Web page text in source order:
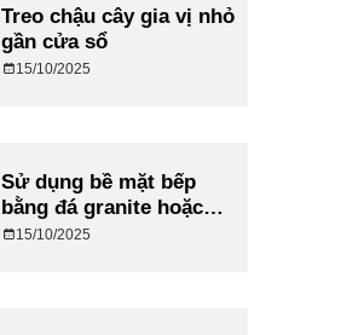
Treo chậu cây gia vị nhỏ
gần cửa sổ
15/10/2025
Sử dụng bề mặt bếp
bằng đá granite hoặc
quartz màu sáng
15/10/2025